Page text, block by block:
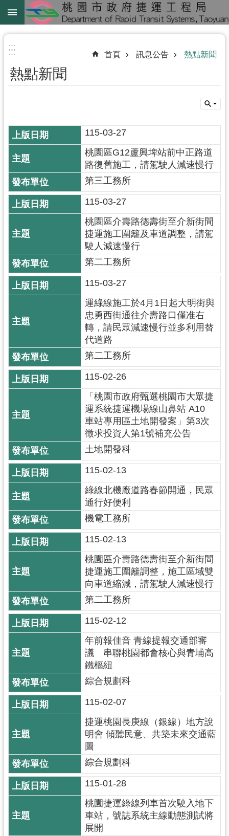
跳到主要內容區塊
綠
綠
延
中
路
地
下
化
進
階
搜
認
我
訊
息
公
告
業
務
訊
工
程
進
廉
政
平
府
資
訊
公
關
通
訊
錄
首
頁
網
導
:::
::: 首頁 訊息公告 熱點新聞
熱點新聞
115-03-27
桃園區G12蘆興埤站前中正路道
路復舊施工，請駕駛人減速慢行
第三工務所
115-03-27
桃園區介壽路德壽街至介新街間
捷運施工圍籬及車道調整，請駕
駛人減速慢行
第二工務所
115-03-27
運綠線施工於4月1日起大明街與
忠勇西街通往介壽路口僅准右
轉，請民眾減速慢行並多利用替
代道路
第二工務所
115-02-26
「桃園市政府甄選桃園市大眾捷
運系統捷運機場線山鼻站 A10
車站專用區土地開發案」第3次
徵求投資人第1號補充公告
土地開發科
115-02-13
綠線北機廠道路春節開通，民眾
通行好便利
機電工務所
115-02-13
桃園區介壽路德壽街至介新街間
捷運施工圍籬調整，施工區域雙
向車道縮減，請駕駛人減速慢行
第二工務所
115-02-12
年前報佳音 青線提報交通部審
議 串聯桃園都會核心與青埔高
鐵樞紐
綜合規劃科
115-02-07
捷運桃園長庚線（銀線）地方說
明會 傾聽民意、共築未來交通藍
圖
綜合規劃科
115-01-28
桃園捷運綠線列車首次駛入地下
車站，號誌系統主線動態測試將
展開